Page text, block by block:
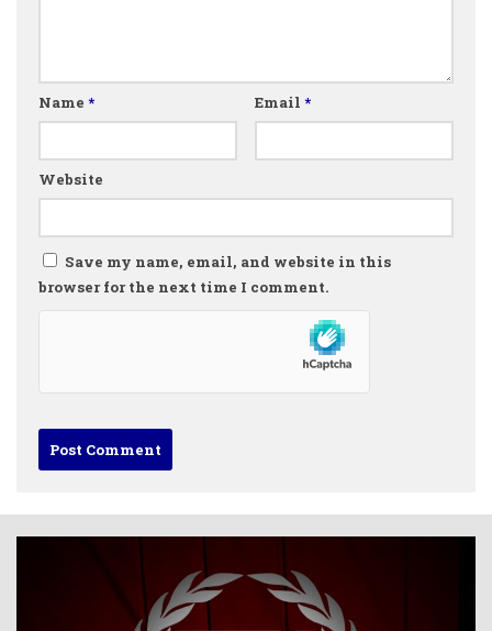
Name * Email *
Website
Save my name, email, and website in this
browser for the next time I comment.